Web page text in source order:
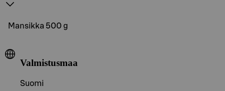
Mansikka 500 g
Valmistusmaa
Suomi